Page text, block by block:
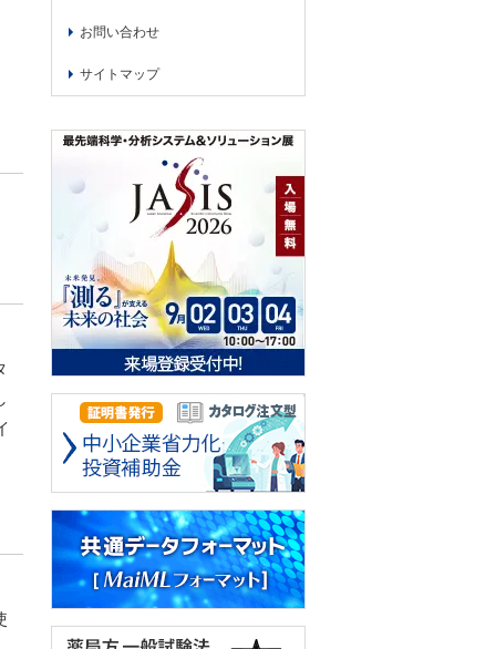
お問い合わせ
サイトマップ